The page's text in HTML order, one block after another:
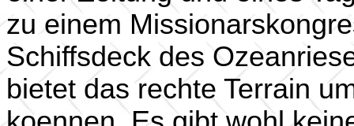
zu einem
Schiffsdeck des
bietet das rechte Terrain